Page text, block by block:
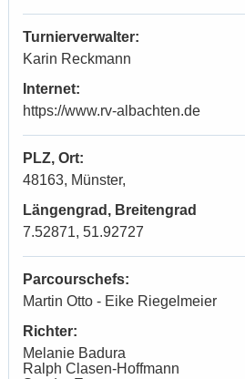
Turnierverwalter:
Karin Reckmann
Internet:
https://www.rv-albachten.de
PLZ, Ort:
48163, Münster,
Längengrad, Breitengrad
7.52871, 51.92727
Parcourschefs:
Martin Otto - Eike Riegelmeier
Richter:
Melanie Badura
Ralph Clasen-Hoffmann